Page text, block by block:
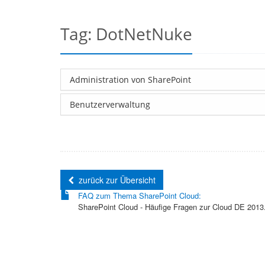
Tag: DotNetNuke
Administration von SharePoint
Benutzerverwaltung
zurück zur Übersicht
FAQ zum Thema SharePoint Cloud:
SharePoint Cloud - Häufige Fragen zur Cloud DE